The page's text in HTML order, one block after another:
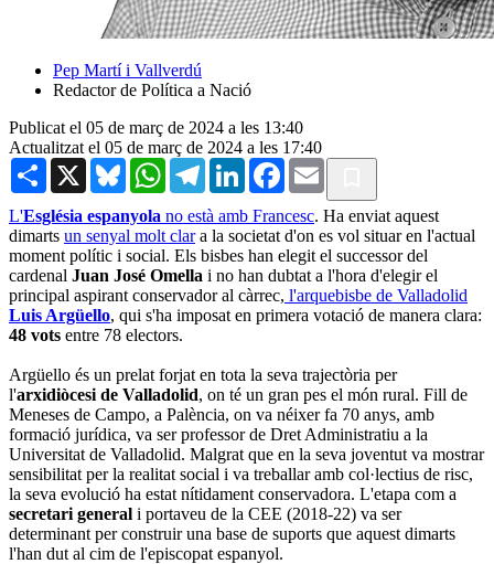
Pep Martí i Vallverdú
Redactor de Política a Nació
Publicat el 05 de març de 2024 a les 13:40
Actualitzat el 05 de març de 2024 a les 17:40
Share X BlueskyWhatsAppTelegramLinkedInFacebook
Email
L'Església espanyola no està amb Francesc. Ha enviat aquest
dimarts un senyal molt clara la societat d'on es vol situar en l'actual
moment polític i social. Els bisbes han elegit el successor del
cardenal Juan José Omella i no han dubtat a l'hora d'elegir el
principal aspirant conservador al càrrec, l'arquebisbe de Valladolid
Luis Argüello, qui s'ha imposat en primera votació de manera clara:
48 vots entre 78 electors.
Argüello és un prelat forjat en tota la seva trajectòria per
l'arxidiòcesi de Valladolid, on té un gran pes el món rural. Fill de
Meneses de Campo, a Palència, on va néixer fa 70 anys, amb
formació jurídica, va ser professor de Dret Administratiu a la
Universitat de Valladolid. Malgrat que en la seva joventut va mostrar
sensibilitat per la realitat social i va treballar amb col·lectius de risc,
la seva evolució ha estat nítidament conservadora. L'etapa com a
secretari general i portaveu de la CEE (2018-22) va ser
determinant per construir una base de suports que aquest dimarts
l'han dut al cim de l'episcopat espanyol.